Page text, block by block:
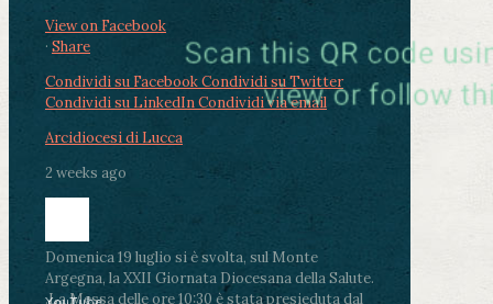
View on Facebook
· Share
Condividi su FacebookCondividi su Twitter
Condividi su LinkedInCondividi via email
Arcidiocesi di Lucca
2 weeks ago
Domenica 19 luglio si è svolta, sul Monte
Argegna, la XXII Giornata Diocesana della Salute.
.La Messa delle ore 10:30 è stata presieduta dal